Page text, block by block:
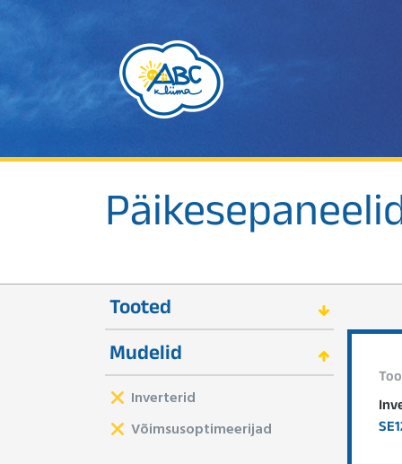
Tooted
Mudelid
Inverterid
Võimsusoptimeerijad